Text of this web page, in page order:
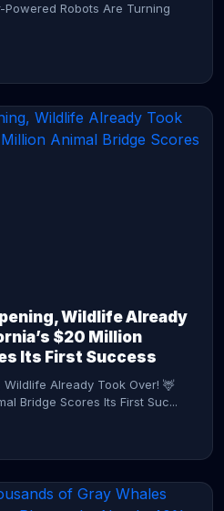
Powered Robots Are Turning
Wildlife Already
$20 Million
Its First Success
Already Took Over! 🦌
Bridge Scores Its First Suc...